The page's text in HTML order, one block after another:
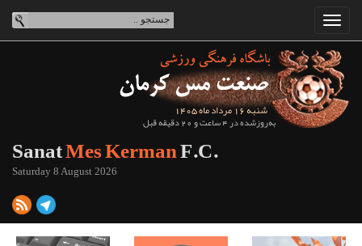
شنبه 16 مرداد ماه 1405
به‌روزشده در 4 ساعت و 20 دقیقه قبل
SanatMes KermanF.C.
Saturday 8 August 2026